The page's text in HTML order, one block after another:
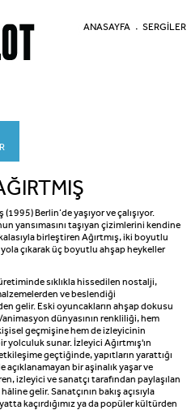
ANASAYFA SERGİLER
(1995) Berlin’de yaşıyor ve çalışıyor.
yansımasını taşıyan çizimlerini kendine
birleştiren Ağırtmış, iki boyutlu
çıkarak üç boyutlu ahşap heykeller
sıklıkla hissedilen nostalji,
ve beslendiği
gelir. Eski oyuncakların ahşap dokusu
dünyasının renkliliği, hem
geçmişine hem de izleyicinin
yolculuk sunar. İzleyici Ağırtmış'ın
geçtiğinde, yapıtların yarattığı
açıklanamayan bir aşinalık yaşar ve
izleyici ve sanatçı tarafından paylaşılan
gelir. Sanatçının bakış açısıyla
kaçırdığımız ya da popüler kültürden